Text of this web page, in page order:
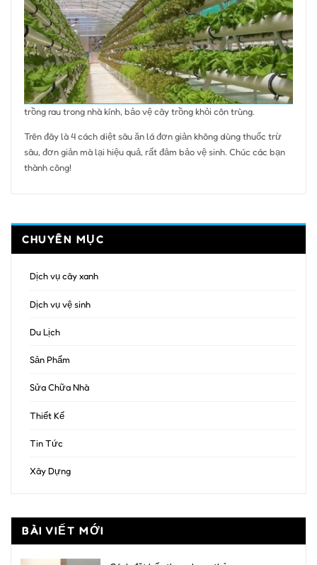
trồng rau trong nhà kính, bảo vệ cây trồng khỏi côn trùng.
Trên đây là 4 cách diệt sâu ăn lá đơn giản không dùng thuốc trừ
sâu, đơn giản mà lại hiệu quả, rất đảm bảo vệ sinh. Chúc các bạn
thành công!
CHUYÊN MỤC
Dịch vụ cây xanh
Dịch vụ vệ sinh
Du Lịch
Sản Phẩm
Sửa Chữa Nhà
Thiết Kế
Tin Tức
Xây Dựng
BÀI VIẾT MỚI